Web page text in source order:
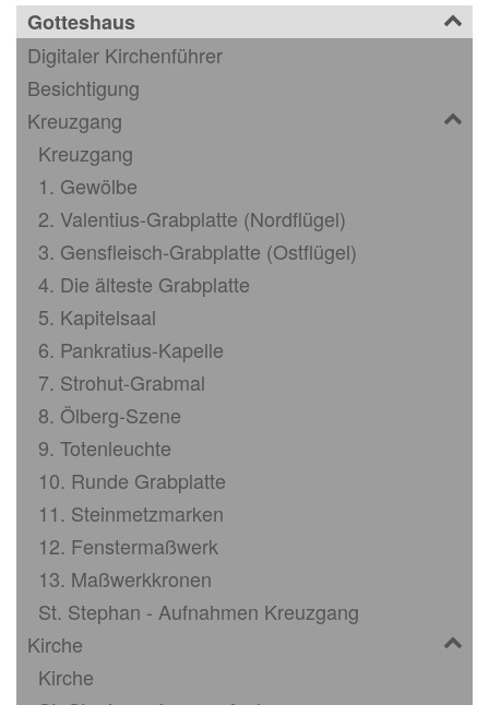
Gotteshaus
Digitaler Kirchenführer
Besichtigung
Kreuzgang
Kreuzgang
1. Gewölbe
2. Valentius-Grabplatte (Nordflügel)
3. Gensfleisch-Grabplatte (Ostflügel)
4. Die älteste Grabplatte
5. Kapitelsaal
6. Pankratius-Kapelle
7. Strohut-Grabmal
8. Ölberg-Szene
9. Totenleuchte
10. Runde Grabplatte
11. Steinmetzmarken
12. Fenstermaßwerk
13. Maßwerkkronen
St. Stephan - Aufnahmen Kreuzgang
Kirche
Kirche